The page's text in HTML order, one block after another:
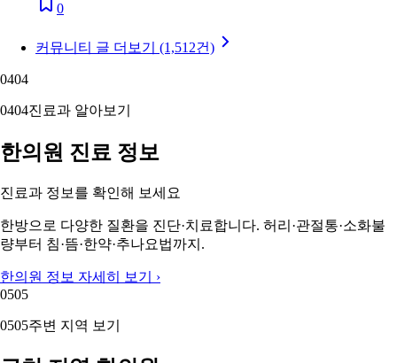
0
커뮤니티 글 더보기 (1,512건)
0404
0404진료과 알아보기
한의원 진료 정보
진료과 정보를 확인해 보세요
한방으로 다양한 질환을 진단·치료합니다. 허리·관절통·소화불
량부터 침·뜸·한약·추나요법까지.
한의원 정보 자세히 보기 ›
0505
0505주변 지역 보기